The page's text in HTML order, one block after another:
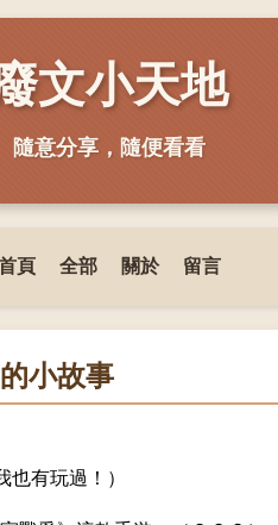
文小天地
隨意分享，隨便看看
頁 全部 關於 留言
小故事
有玩過！）